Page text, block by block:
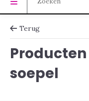
Terug
soepel